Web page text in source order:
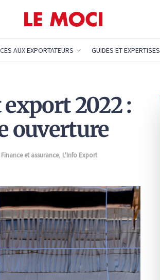
AUX EXPORTATEURS GUIDES ET EXPERTISES
2022 :
ouverture
Finance et assurance, L'Info Export